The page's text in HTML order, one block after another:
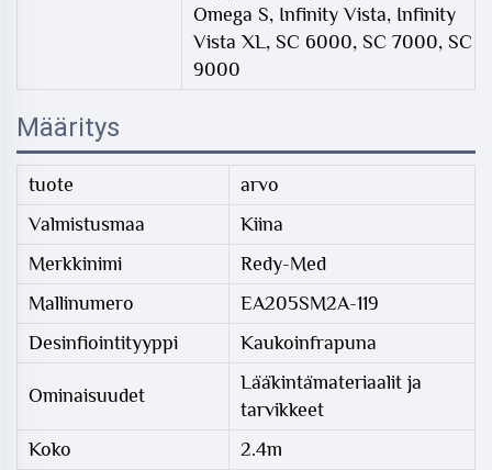
Omega S, Infinity Vista, Infinity
Vista XL, SC 6000, SC 7000, SC
9000
Määritys
tuote
arvo
Valmistusmaa
Kiina
Merkkinimi
Redy-Med
Mallinumero
EA205SM2A-119
Desinfiointityyppi
Kaukoinfrapuna
Ominaisuudet
Lääkintämateriaalit ja
tarvikkeet
Koko
2.4m